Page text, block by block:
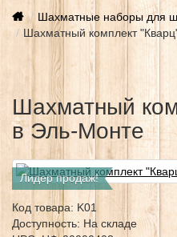
Шахматные наборы для
Шахматный комплект
Шахматный
в Эль-Монте
Лидер продаж!
Код товара: K01
Доступность: На складе